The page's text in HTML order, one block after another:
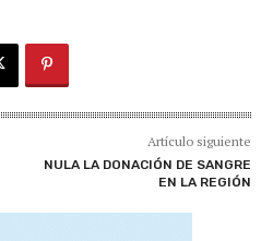
Artículo siguiente
NULA LA DONACIÓN DE SANGRE
EN LA REGIÓN